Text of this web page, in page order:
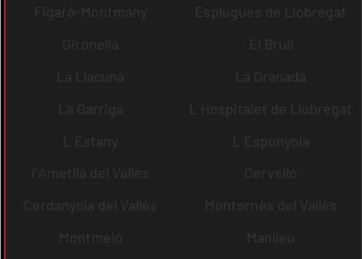
Figaró-Montmany
Esplugues de Llobregat
Gironella
El Brull
La Llacuna
La Granada
La Garriga
L´Hospitalet de Llobregat
L´Estany
L´Espunyola
l´Ametlla del Vallès
Cervelló
Cerdanyola del Vallès
Montornès del Vallès
Montmeló
Manlleu